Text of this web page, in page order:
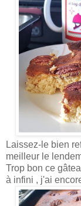
Laissez-le bien
meilleur le
Trop bon ce
à infini , j'ai